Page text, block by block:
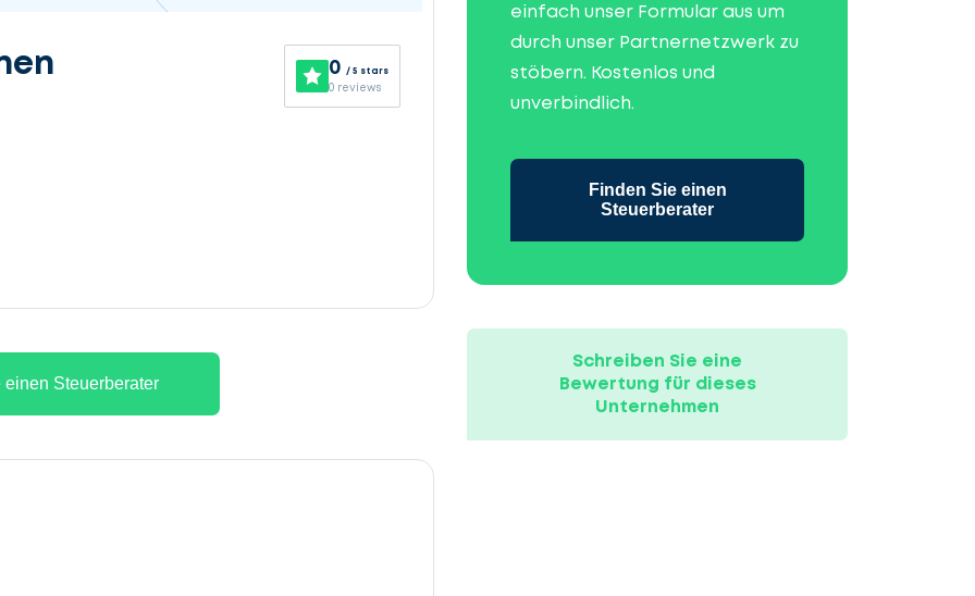
0 / 5 stars
0 reviews
einen Steuerberater
einfach unser Formular aus um
durch unser Partnernetzwerk zu
stöbern. Kostenlos und
unverbindlich.
Finden Sie einen
Steuerberater
Schreiben Sie eine
Bewertung für dieses
Unternehmen